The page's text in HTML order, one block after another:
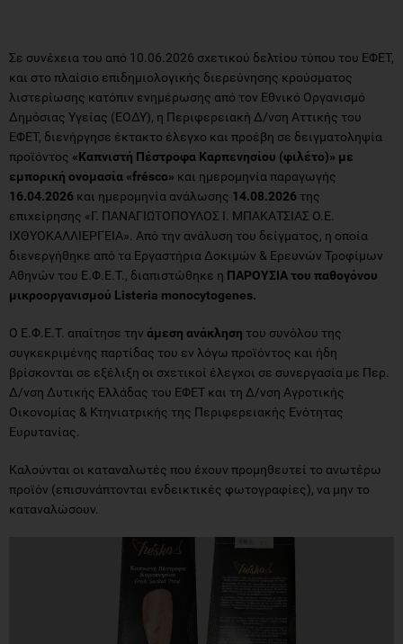
Σε συνέχεια του από 10.06.2026 σχετικού δελτίου τύπου του ΕΦΕΤ,
και στο πλαίσιο επιδημιολογικής διερεύνησης κρούσματος
λιστερίωσης κατόπιν ενημέρωσης από τον Εθνικό Οργανισμό
Δημόσιας Υγείας (ΕΟΔΥ), η Περιφερειακή Δ/νση Αττικής του
ΕΦΕΤ, διενήργησε έκτακτο έλεγχο και προέβη σε δειγματοληψία
προϊόντος «Καπνιστή Πέστροφα Καρπενησίου (φιλέτο)» με
εμπορική ονομασία «frésco» και ημερομηνία παραγωγής
16.04.2026 και ημερομηνία ανάλωσης 14.08.2026 της
επιχείρησης «Γ. ΠΑΝΑΓΙΩΤΟΠΟΥΛΟΣ Ι. ΜΠΑΚΑΤΣΙΑΣ Ο.Ε.
ΙΧΘΥΟΚΑΛΛΙΕΡΓΕΙΑ». Από την ανάλυση του δείγματος, η οποία
διενεργήθηκε από τα Εργαστήρια Δοκιμών & Ερευνών Τροφίμων
Αθηνών του Ε.Φ.Ε.Τ., διαπιστώθηκε η ΠΑΡΟΥΣΙΑ του παθογόνου
μικροοργανισμού Listeria monocytogenes.
Ο Ε.Φ.Ε.Τ. απαίτησε την άμεση ανάκληση του συνόλου της
συγκεκριμένης παρτίδας του εν λόγω προϊόντος και ήδη
βρίσκονται σε εξέλιξη οι σχετικοί έλεγχοι σε συνεργασία με Περ.
Δ/νση Δυτικής Ελλάδας του ΕΦΕΤ και τη Δ/νση Αγροτικής
Οικονομίας & Κτηνιατρικής της Περιφερειακής Ενότητας
Ευρυτανίας.
Καλούνται οι καταναλωτές που έχουν προμηθευτεί το ανωτέρω
προϊόν (επισυνάπτονται ενδεικτικές φωτογραφίες), να μην το
καταναλώσουν.